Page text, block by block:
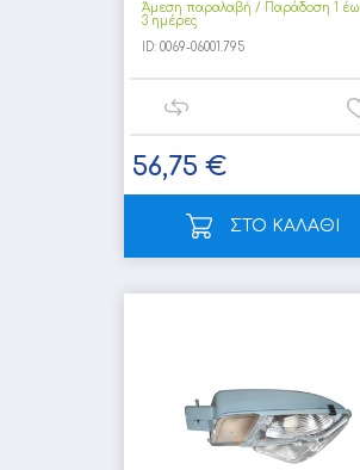
Άμεση παραλαβή / Παράδoση 1
3 ημέρες
ID: 0069-06001.795
56,75 €
ΣΤΟ ΚΑΛΑΘΙ